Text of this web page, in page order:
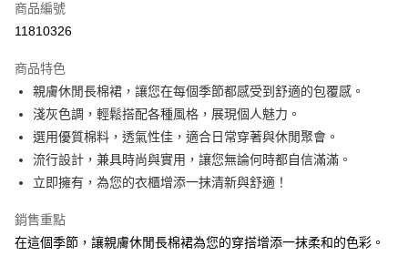
超商取貨付款
Apple Pay
街口支付
Google Pay
大哥付你分期
相關說明
1.本服務由台灣大哥大提供，台灣大哥大用戶可立即使用無須另外申請。
AFTEE先享後付
商品編號
11810326
商品特色
親膚休閒長棉裙，讓您在每個季節都感受到舒適的包覆感。
淺灰色調，輕鬆搭配各種風格，展現個人魅力。
選用優質棉料，透氣性佳，適合日常穿著與休閒聚會。
流行設計，兼具時尚與實用，讓您無論何時都自信滿滿。
立即擁有，為您的衣櫃增添一抹清新與舒適！
銷售重點
在這個季節，讓親膚休閒長棉裙為您的穿搭增添一抹柔和的色彩。